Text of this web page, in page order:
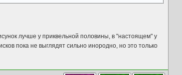
лучше у приквельной половины, в "настоящем" у
пока не выглядят сильно инородно, но это только